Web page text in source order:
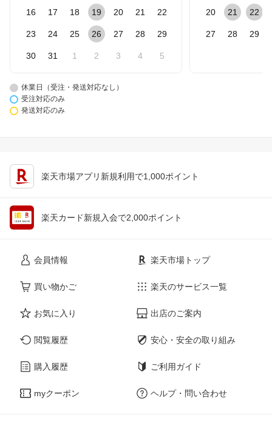
16 17 18 19 20 21 22
23 24 25 26 27 28 29
30 31 1 2 3 4 5
20 21 22
27 28 29
休業日（受注・発送対応なし）
受注対応のみ
発送対応のみ
楽天市場アプリ新規利用で1,000ポイント
楽天カード新規入会で2,000ポイント
会員情報
買い物かご
お気に入り
閲覧履歴
購入履歴
myクーポン
楽天市場トップ
楽天のサービス一覧
出店のご案内
安心・安全の取り組み
ご利用ガイド
ヘルプ・問い合わせ